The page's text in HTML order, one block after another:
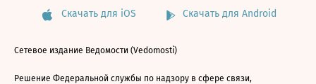
Скачать для iOS Скачать для Android
Сетевое издание Ведомости (Vedomosti)
Решение Федеральной службы по надзору в сфере связи,